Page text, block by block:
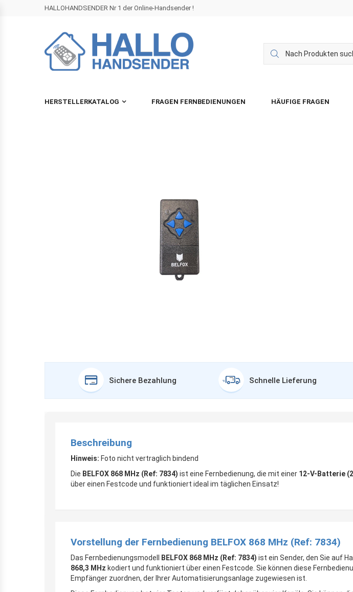
HALLOHANDSENDER Nr 1 der Online-Handsender !
HERSTELLERKATALOG FRAGEN FERNBEDIENUNGEN HÄUFIGE FRAGEN
Sichere Bezahlung Schnelle Lieferung
Beschreibung
Hinweis: Foto nicht vertraglich bindend
Die BELFOX 868 MHz (Ref: 7834) ist eine Fernbedienung, die mit einer 12-V-Batterie
über einen Festcode und funktioniert ideal im täglichen Einsatz!
Vorstellung der Fernbedienung BELFOX 868 MHz (Ref: 7834)
Das Fernbedienungsmodell BELFOX 868 MHz (Ref: 7834) ist ein Sender, den Sie auf
868,3 MHz kodiert und funktioniert über einen Festcode. Sie können diese
Empfänger zuordnen, der Ihrer Automatisierungsanlage zugewiesen ist.